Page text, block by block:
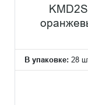
В упаковке: 28